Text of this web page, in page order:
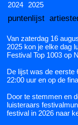
2024 2025
puntenlijst
Van zaterdag 16
2025 kon je elke dag
Festival Top 1003 op
De lijst was de eerste
22:00 uur en op de
Door te stemmen en
luisteraars
festival in 2026 naar